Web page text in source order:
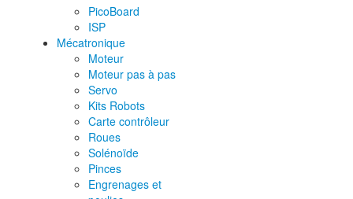
PicoBoard
ISP
Mécatronique
Moteur
Moteur pas à pas
Servo
Kits Robots
Carte contrôleur
Roues
Solénoïde
Pinces
Engrenages et